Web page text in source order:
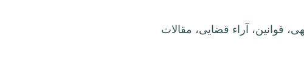
قوانین، آراء قضایی، مقالات